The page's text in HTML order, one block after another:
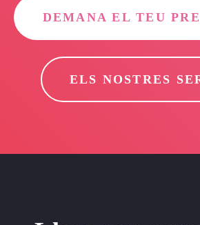
DEMANA EL TEU
ELS NOSTRES